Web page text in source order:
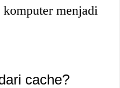
menjadi
cache?